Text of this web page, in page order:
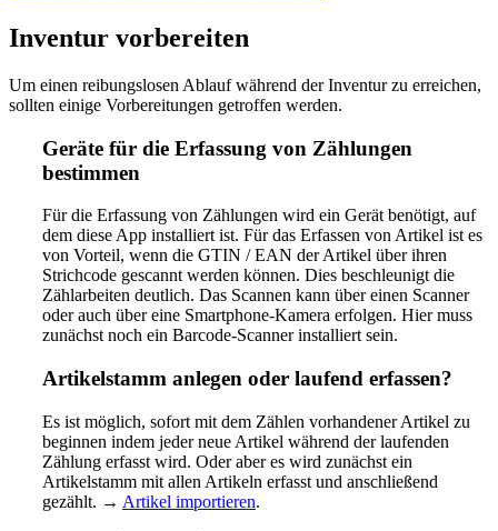
Inventur vorbereiten
Um einen reibungslosen Ablauf während der Inventur zu erreichen,
sollten einige Vorbereitungen getroffen werden.
Geräte für die Erfassung von Zählungen
bestimmen
Für die Erfassung von Zählungen wird ein Gerät benötigt, auf
dem diese App installiert ist. Für das Erfassen von Artikel ist es
von Vorteil, wenn die GTIN / EAN der Artikel über ihren
Strichcode gescannt werden können. Dies beschleunigt die
Zählarbeiten deutlich. Das Scannen kann über einen Scanner
oder auch über eine Smartphone-Kamera erfolgen. Hier muss
zunächst noch ein Barcode-Scanner installiert sein.
Artikelstamm anlegen oder laufend erfassen?
Es ist möglich, sofort mit dem Zählen vorhandener Artikel zu
beginnen indem jeder neue Artikel während der laufenden
Zählung erfasst wird. Oder aber es wird zunächst ein
Artikelstamm mit allen Artikeln erfasst und anschließend
gezählt. → Artikel importieren.